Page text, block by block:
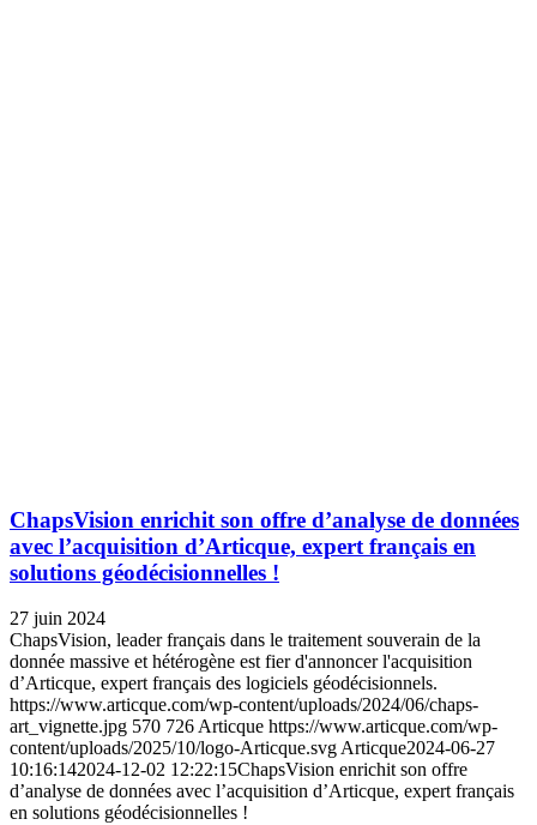
ChapsVision enrichit son offre d’analyse de données
avec l’acquisition d’Articque, expert français en
solutions géodécisionnelles !
27 juin 2024
ChapsVision, leader français dans le traitement souverain de la
donnée massive et hétérogène est fier d'annoncer l'acquisition
d’Articque, expert français des logiciels géodécisionnels.
https://www.articque.com/wp-content/uploads/2024/06/chaps-
art_vignette.jpg 570 726Articque https://www.articque.com/wp-
content/uploads/2025/10/logo-Articque.svgArticque2024-06-27
10:16:142024-12-02 12:22:15ChapsVision enrichit son offre
d’analyse de données avec l’acquisition d’Articque, expert français
en solutions géodécisionnelles !